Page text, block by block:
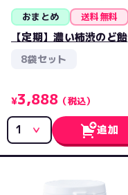
おまとめ 送料無料
【定期】濃い柿渋のど飴
8袋セット
¥3,888 （税込）
追加